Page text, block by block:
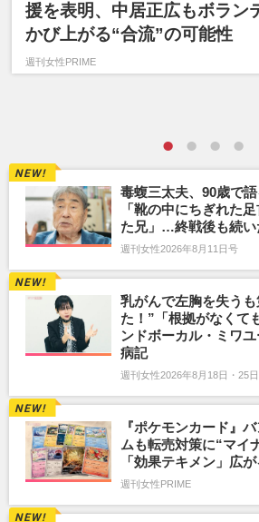
援を表明、中居正広もボラン
かび上がる“合流”の可能性
週刊女性PRIME
毒蝮三太夫、90歳で
「靴の中にちぎれた
た兄」…終戦後も続い
週刊女性2026年8月11日号
乳がんで左胸を失う
た！”「根拠がなくて
ンドボーカル・ミワ
病記
週刊女性2026年8月18日・25
『ポケモンカード』
ムも転売対策に“マイ
「効果テキメン」広
週刊女性PRIME